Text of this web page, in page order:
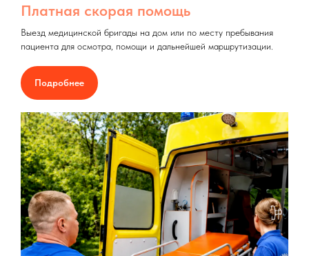
Платная скорая помощь
Выезд медицинской бригады на дом или по месту пребывания
пациента для осмотра, помощи и дальнейшей маршрутизации.
Подробнее